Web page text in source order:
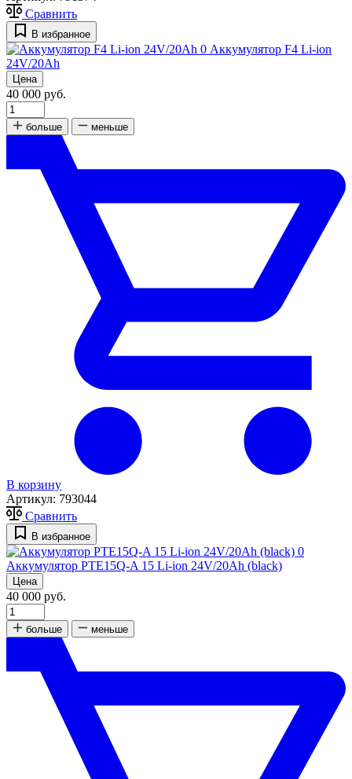
Сравнить
В избранное
0 Аккумулятор F4 Li-ion
24V/20Ah
Цена
40 000 руб.
больше меньше
В корзину
Артикул: 793044
Сравнить
В избранное
0
Аккумулятор PTE15Q-A 15 Li-ion 24V/20Ah (black)
Цена
40 000 руб.
больше меньше